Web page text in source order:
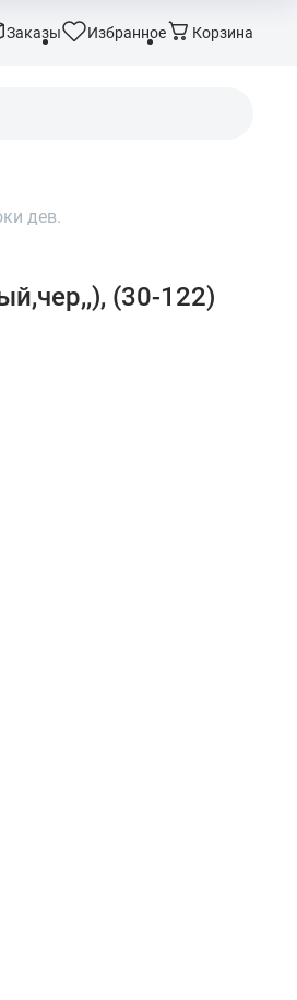
Заказы Избранное Корзина
дев.
(30-122)